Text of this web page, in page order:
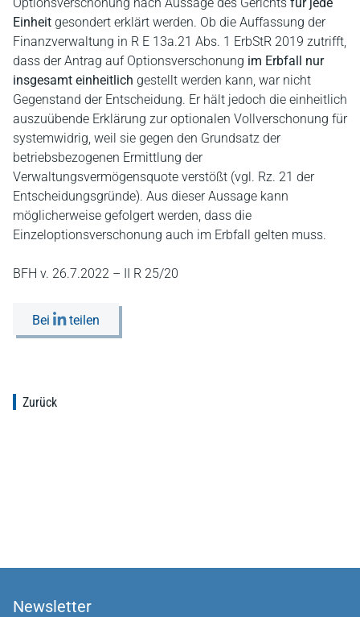
Einheit gesondert erklärt werden. Ob die Auffassung der
Finanzverwaltung in R E 13a.21 Abs. 1 ErbStR 2019 zutrifft,
dass der Antrag auf Optionsverschonung im Erbfall nur
insgesamt einheitlich gestellt werden kann, war nicht
Gegenstand der Entscheidung. Er hält jedoch die einheitlich
auszuübende Erklärung zur optionalen Vollverschonung für
systemwidrig, weil sie gegen den Grundsatz der
betriebsbezogenen Ermittlung der
Verwaltungsvermögensquote verstößt (vgl. Rz. 21 der
Entscheidungsgründe). Aus dieser Aussage kann
möglicherweise gefolgert werden, dass die
Einzeloptionsverschonung auch im Erbfall gelten muss.
BFH v. 26.7.2022 – II R 25/20
Bei teilen
Zurück
Newsletter